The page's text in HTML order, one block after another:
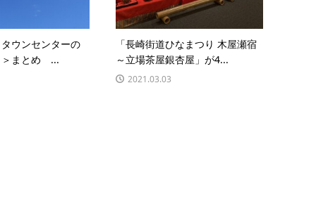
ウンセンターの
＞まとめ ...
「長崎街道ひなまつり 木屋瀬宿
～立場茶屋銀杏屋」が4...
2021.03.03